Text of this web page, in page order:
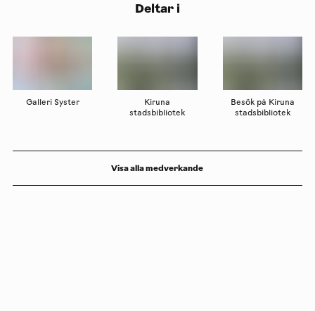
Deltar i
Galleri Syster
Kiruna
stadsbibliotek
Besök på Kiruna
stadsbibliotek
Visa alla medverkande